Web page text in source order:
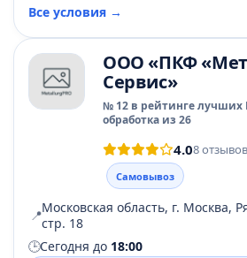
Все условия →
ООО «ПКФ
Сервис»
№ 12 в рейтинге
обработка из 26
4.08 отзывов
Самовывоз
📍Московская область, г. Москва,
стр. 18
🕒Сегодня до 18:00